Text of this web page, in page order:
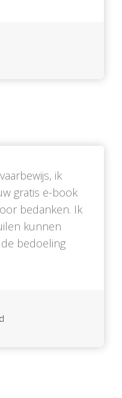
ik
gratis e-book
bedanken. Ik
kunnen
bedoeling